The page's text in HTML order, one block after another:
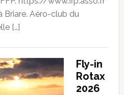
Briare. Aéro-club du
[…]
Fly-in
Rotax
2026